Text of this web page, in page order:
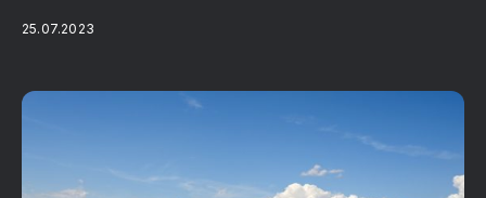
25.07.2023